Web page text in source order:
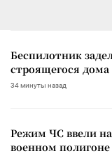
Беспилотник
строящегося дома
34 минуты назад
Режим ЧС ввели на
военном полигоне